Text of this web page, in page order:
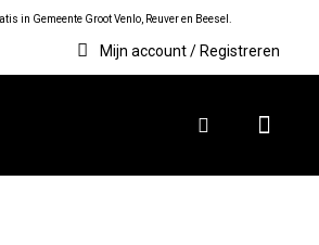
in Gemeente Groot Venlo, Reuver en Beesel.
Mijn account / Registreren